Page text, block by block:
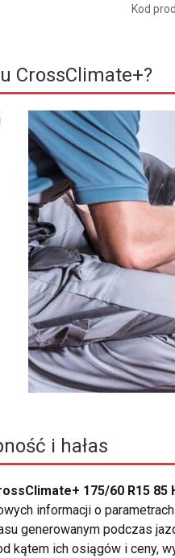
Kod
CrossClimate+?
i hałas
175/60 R15 85
informacji o
generowanym podczas
kątem ich osiągów i ceny,